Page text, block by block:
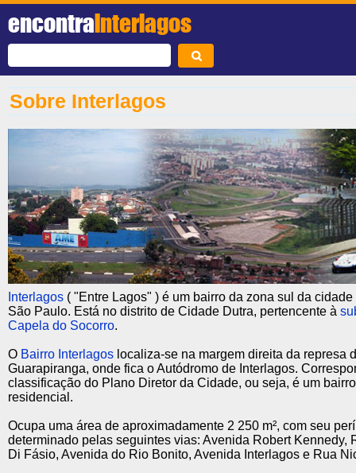
encontraInterlagos
Sobre Interlagos
Interlagos ( "Entre Lagos" ) é um bairro da zona sul da
São Paulo. Está no distrito de Cidade Dutra, pertencente à
Capela do Socorro.
O Bairro Interlagos localiza-se na margem direita da represa
Guarapiranga, onde fica o Autódromo de Interlagos.
classificação do Plano Diretor da Cidade, ou seja, é um
residencial.
Ocupa uma área de aproximadamente 2 250 m², com seu
determinado pelas seguintes vias: Avenida Robert Kennedy,
Di Fásio, Avenida do Rio Bonito, Avenida Interlagos e Rua